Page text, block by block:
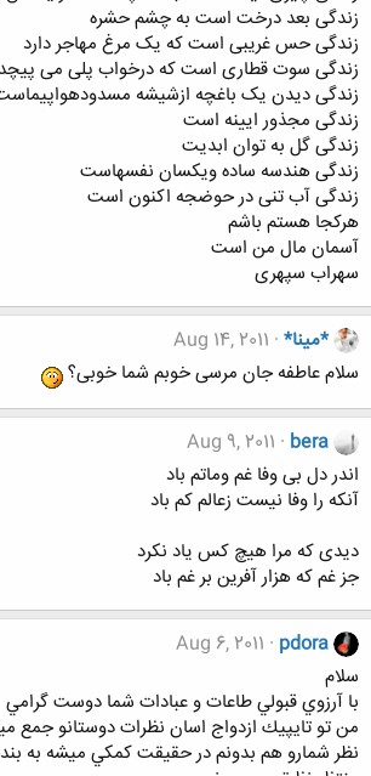
زندگی بعد درخت است به چشم حشره
زندگی حس غریبی است که یک مرغ مهاجر دارد
زندگی سوت قطاری است که درخواب پلی می پیچد
زندگی دیدن یک باغچه ازشیشه
زندگی مجذور ایینه است
زندگی گل به توان ابدیت
زندگی هندسه ساده ویکسان نفسهاست
زندگی آب تنی در حوضجه اکنون است
هرکجا هستم باشم
آسمان مال من است
سهراب سپهری
*مینا* Aug 14, 2011
سلام عاطفه جان مرسی خوبم شما خوبی؟
bera
Aug 9, 2011
اندر دل بی وفا غم وماتم باد
آنکه را وفا نیست زعالم کم باد
دیدی که مرا هیچ کس یاد نکرد
جز غم که هزار آفرین بر غم باد
pdora
Aug 6, 2011
سلام
با آرزوي قبولي طاعات و عبادات شما دوست گرامي
من تو تايپيك ازدواج اسان نظرات دوستانو
نظر شمارو هم بدونم در حقيقت كمكي ميشه به